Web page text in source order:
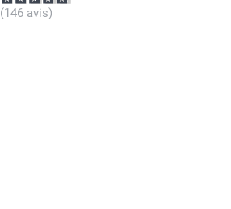
(146 avis)